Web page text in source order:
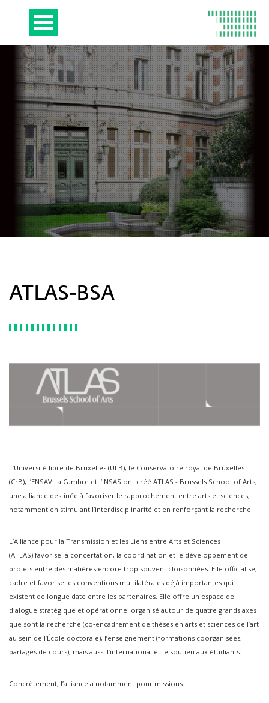
ATLAS-BSA
L’Université libre de Bruxelles (ULB), le Conservatoire royal de Bruxelles
(CrB), l’ENSAV La Cambre et l’INSAS ont créé ATLAS - Brussels School of Arts,
une alliance destinée à favoriser le rapprochement entre arts et sciences,
notamment en stimulant l’interdisciplinarité et en renforçant la recherche.
L’Alliance pour la Transmission et les Liens entre Arts et Sciences
(ATLAS) favorise la concertation, la coordination et le développement de
projets entre des matières encore trop souvent cloisonnées. Elle officialise,
cadre et favorise les conventions multilatérales déjà importantes qui
existent de longue date entre les partenaires. Elle offre un espace de
dialogue stratégique et opérationnel organisé autour de quatre grands axes
que sont la recherche (co‑encadrement de thèses en arts et sciences de l’art
au sein de l’École doctorale), l’enseignement (formations coorganisées,
partages de cours), mais aussi l’international et le soutien aux étudiants.
Concrètement, l’alliance a notamment pour missions: